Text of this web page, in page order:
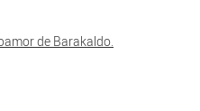
de Barakaldo.